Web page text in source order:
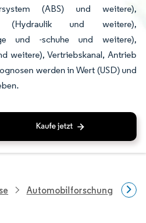
(ABS) und weitere),
(Hydraulik und weitere),
und -schuhe und weitere),
weitere), Vertriebskanal, Antrieb
werden in Wert (USD) und
Automobilforschung